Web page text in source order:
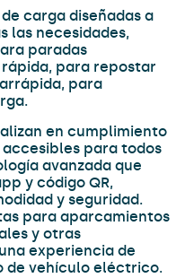
carga diseñadas a
las necesidades,
paradas
para repostar
para
en cumplimiento
para todos
avanzada que
y código QR,
y seguridad.
para aparcamientos
y otras
experiencia de
de vehículo eléctrico.